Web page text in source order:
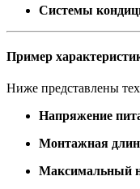
Системы
Пример
Ниже представлены
Напряжение
Монтажная
Максимальный